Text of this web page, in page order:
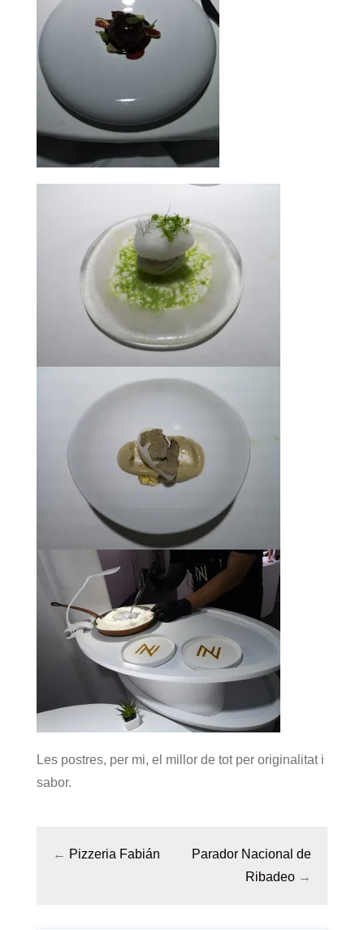
Les postres, per mi, el millor de tot per originalitat i
sabor.
← Pizzeria Fabián
Parador Nacional de
Ribadeo →